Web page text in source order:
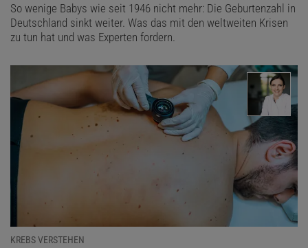
So wenige Babys wie seit 1946 nicht mehr: Die Geburtenzahl in
Deutschland sinkt weiter. Was das mit den weltweiten Krisen
zu tun hat und was Experten fordern.
KREBS VERSTEHEN